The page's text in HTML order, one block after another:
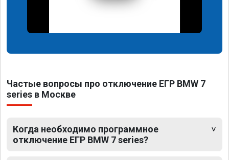
Частые вопросы про отключение ЕГР BMW 7
series в Москве
Когда необходимо программное
отключение ЕГР BMW 7 series?